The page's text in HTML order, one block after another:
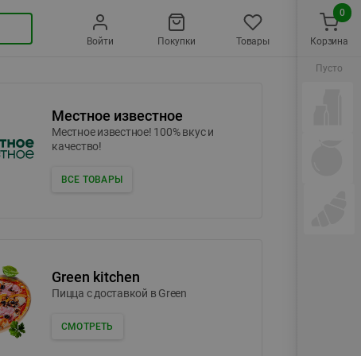
Войти Покупки Товары
Местное известное
Местное известное! 100% вкус и
качество!
ВСЕ ТОВАРЫ
Green kitchen
Пицца c доставкой в Green
СМОТРЕТЬ
Корзина
0
Пусто